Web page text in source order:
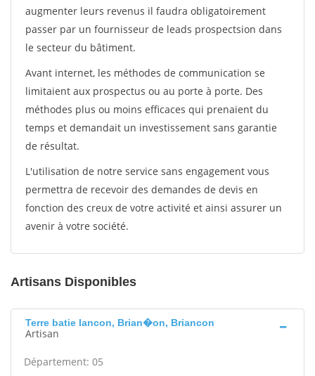
augmenter leurs revenus il faudra obligatoirement
passer par un fournisseur de leads prospectsion dans
le secteur du bâtiment.
Avant internet, les méthodes de communication se
limitaient aux prospectus ou au porte à porte. Des
méthodes plus ou moins efficaces qui prenaient du
temps et demandait un investissement sans garantie
de résultat.
L'utilisation de notre service sans engagement vous
permettra de recevoir des demandes de devis en
fonction des creux de votre activité et ainsi assurer un
avenir à votre société.
Artisans Disponibles
Terre batie Iancon, Brian�on, Briancon
Artisan
Département: 05